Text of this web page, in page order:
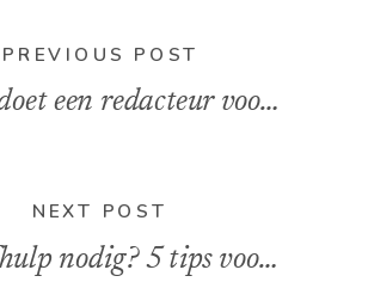
PREVIOUS POST
redacteur voor je feelgoodroman?
NEXT POST
Schrijfhulp nodig? 5 tips voor beginnende auteurs.